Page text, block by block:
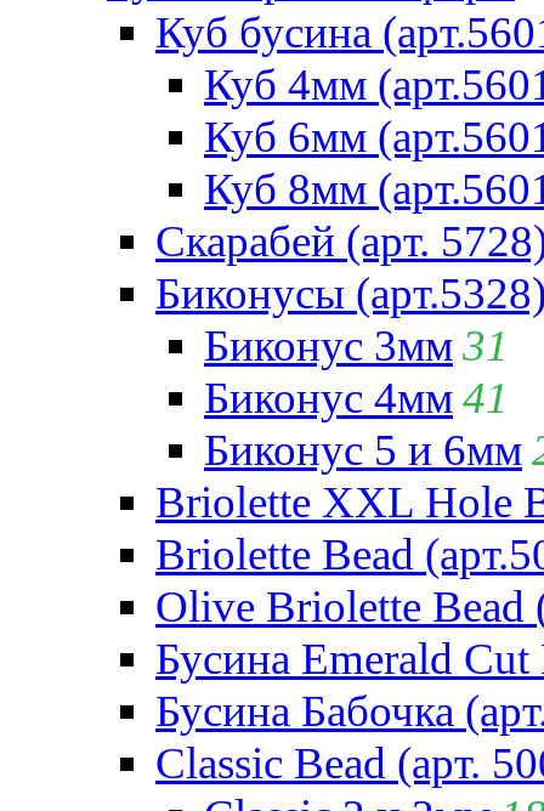
Куб бусина
Куб 4мм
Куб 6мм
Куб 8мм
Скарабей (арт.
Биконусы
Биконус 3мм31
Биконус 4мм41
Биконус 5 и 6мм
Briolette XXL Hole
Briolette Bead
Olive Briolette Bead
Бусина Emerald Cut
Бусина Бабочка
Classic Bead (арт.